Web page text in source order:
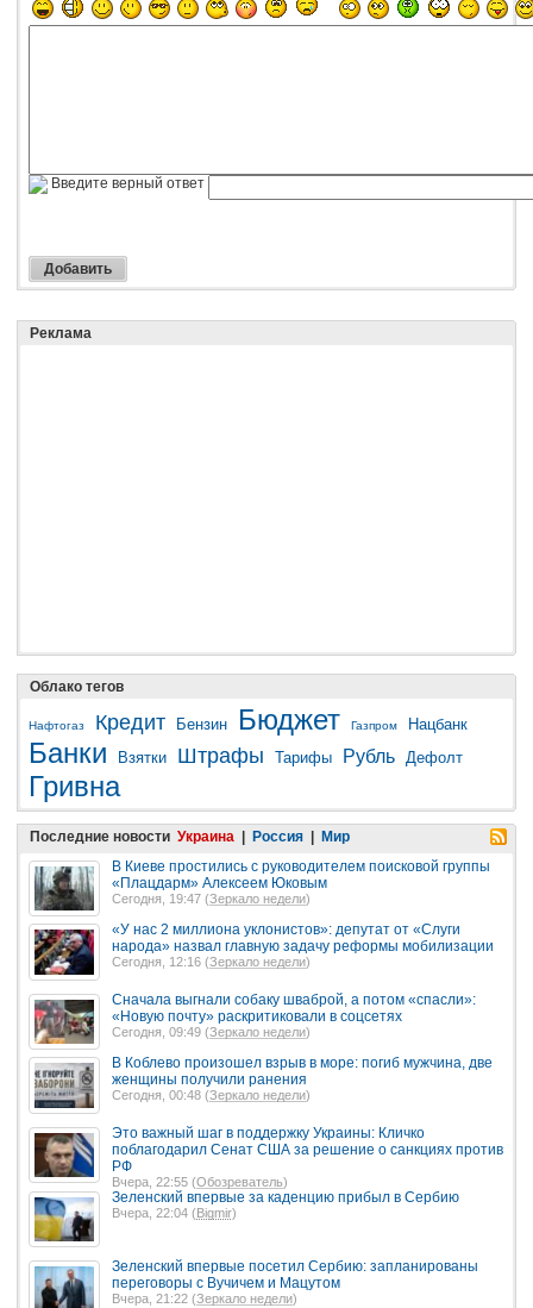
Введите верный ответ
Реклама
Облако тегов
Нафтогаз Кредит Бензин Бюджет Газпром Нацбанк
Банки Взятки Штрафы Тарифы Рубль Дефолт
Гривна
Последние новости Украина | Россия | Мир
В Киеве простились с руководителем поисковой группы
«Плацдарм» Алексеем Юковым
Сегодня, 19:47 (Зеркало недели)
«У нас 2 миллиона уклонистов»: депутат от «Слуги
народа» назвал главную задачу реформы мобилизации
Сегодня, 12:16 (Зеркало недели)
Сначала выгнали собаку шваброй, а потом «спасли»:
«Новую почту» раскритиковали в соцсетях
Сегодня, 09:49 (Зеркало недели)
В Коблево произошел взрыв в море: погиб мужчина, две
женщины получили ранения
Сегодня, 00:48 (Зеркало недели)
Это важный шаг в поддержку Украины: Кличко
поблагодарил Сенат США за решение о санкциях против
РФ
Вчера, 22:55 (Обозреватель)
Зеленский впервые за каденцию прибыл в Сербию
Вчера, 22:04 (Bigmir)
Зеленский впервые посетил Сербию: запланированы
переговоры с Вучичем и Мацутом
Вчера, 21:22 (Зеркало недели)